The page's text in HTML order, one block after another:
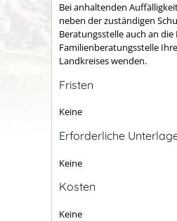
Bei anhaltenden
neben der zuständigen
Beratungsstelle auch an die
Familienberatungsstelle
Landkreises wenden.
Fristen
Keine
Erforderliche
Keine
Kosten
Keine